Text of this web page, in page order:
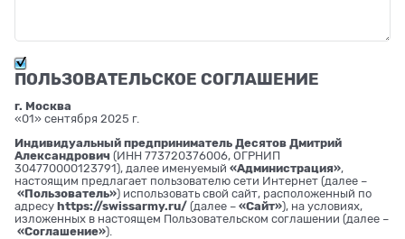
ПОЛЬЗОВАТЕЛЬСКОЕ СОГЛАШЕНИЕ
г. Москва
«01» сентября 2025 г.
Индивидуальный предприниматель Десятов Дмитрий
Александрович (ИНН 773720376006, ОГРНИП
304770000123791), далее именуемый «Администрация»,
настоящим предлагает пользователю сети Интернет (далее –
«Пользователь») использовать свой сайт, расположенный по
адресу https://swissarmy.ru/ (далее – «Сайт»), на условиях,
изложенных в настоящем Пользовательском соглашении (далее –
«Соглашение»).